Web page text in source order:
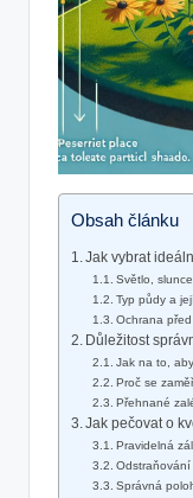
Obsah článku
Jak vybrat
Světlo,
Typ půdy a
Ochrana
Důležitost
Jak na to,
Proč se
Přehnané
Jak pečovat o
Pravidelná
Odstraňování
Správná